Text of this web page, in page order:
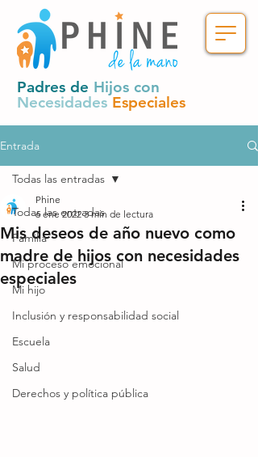
Padres de Hijos con
Necesidades Especiales
Entrada
Todas las entradas
Familia
Mi proceso emocional
Mi hijo
Inclusión y responsabilidad social
Escuela
Salud
Derechos y política pública
Todas las entradas
Mis deseos de año nuevo como
madre de hijos con necesidades
especiales
Phine
6 ene 2022 3 min de lectura